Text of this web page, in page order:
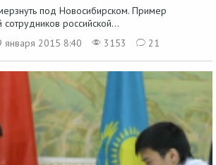
под Новосибирском. Пример
российской...
января 2015 8:40 3153 21